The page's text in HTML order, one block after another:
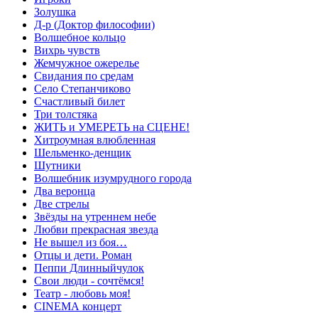
Золушка
Д-р (Доктор философии)
Волшебное кольцо
Вихрь чувств
Жемчужное ожерелье
Свидания по средам
Село Степанчиково
Счастливый билет
Три толстяка
ЖИТЬ и УМЕРЕТЬ на СЦЕНЕ!
Хитроумная влюбленная
Шельменко-денщик
Шутники
Волшебник изумрудного города
Два веронца
Две стрелы
Звёзды на утреннем небе
Любви прекрасная звезда
Не вышел из боя…
Отцы и дети. Роман
Пеппи Длинныйчулок
Свои люди - сочтёмся!
Театр - любовь моя!
СINЕМА концерт